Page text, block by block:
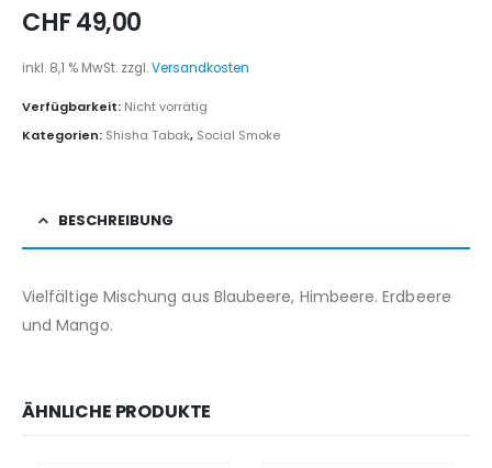
CHF49,00
inkl. 8,1 % MwSt. zzgl.Versandkosten
Verfügbarkeit: Nicht vorrätig
Kategorien: Shisha Tabak, Social Smoke
BESCHREIBUNG
Vielfältige Mischung aus Blaubeere, Himbeere. Erdbeere
und Mango.
ÄHNLICHE PRODUKTE